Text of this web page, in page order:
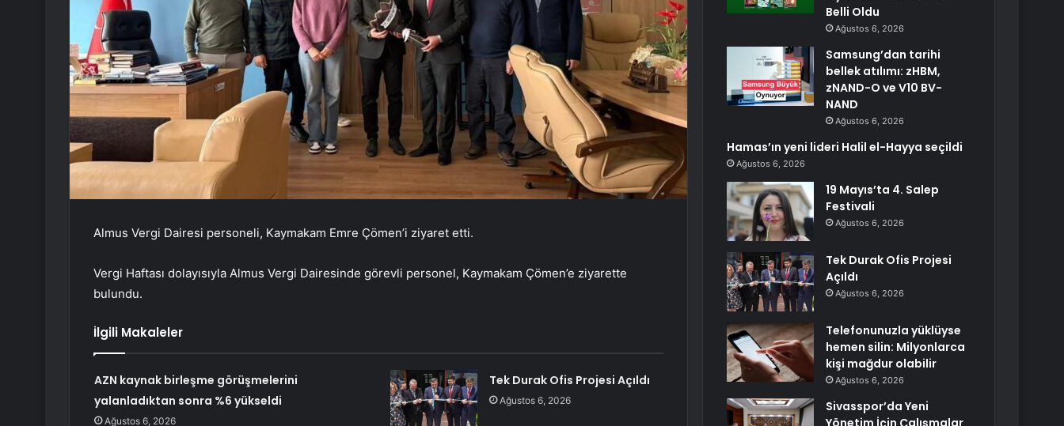
Almus Vergi Dairesi personeli, Kaymakam Emre Çömen’i ziyaret etti.
Vergi Haftası dolayısıyla Almus Vergi Dairesinde görevli personel, Kaymakam Çömen’e ziyarette
bulundu.
İlgili Makaleler
AZN kaynak birleşme görüşmelerini
yalanladıktan sonra %6 yükseldi
Ağustos 6, 2026
Tek Durak Ofis Projesi Açıldı
Ağustos 6, 2026
Belli Oldu
Ağustos 6, 2026
Samsung’dan tarihi
bellek atılımı: zHBM,
zNAND-O ve V10 BV-
NAND
Ağustos 6, 2026
Hamas’ın yeni lideri Halil el-Hayya seçildi
Ağustos 6, 2026
19 Mayıs’ta 4. Salep
Festivali
Ağustos 6, 2026
Tek Durak Ofis Projesi
Açıldı
Ağustos 6, 2026
Telefonunuzla yüklüyse
hemen silin: Milyonlarca
kişi mağdur olabilir
Ağustos 6, 2026
Sivasspor’da Yeni
Yönetim İçin Çalışmalar